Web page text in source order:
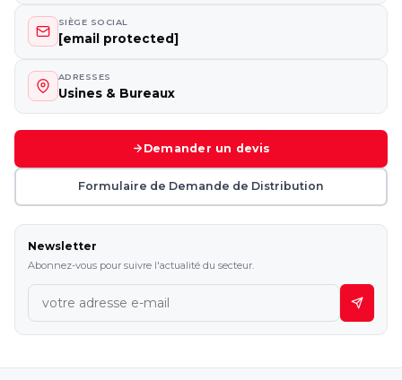
SIÈGE SOCIAL
[email protected]
ADRESSES
Usines & Bureaux
Demander un devis
Formulaire de Demande de Distribution
Newsletter
Abonnez-vous pour suivre l'actualité du secteur.